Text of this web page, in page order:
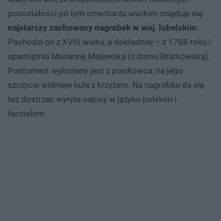
pozostałości po tym cmentarzu unickim znajduje się
najstarszy zachowany nagrobek w woj. lubelskim.
Pochodzi on z XVIII wieku, a dokładniej – z 1788 roku i
upamiętnia Mariannę Majewską (z domu Bratkowską).
Postument wykonany jest z piaskowca, na jego
szczycie widnieje kula z krzyżem. Na nagrobku da się
też dostrzec wyryte napisy w języku polskim i
łacińskim.